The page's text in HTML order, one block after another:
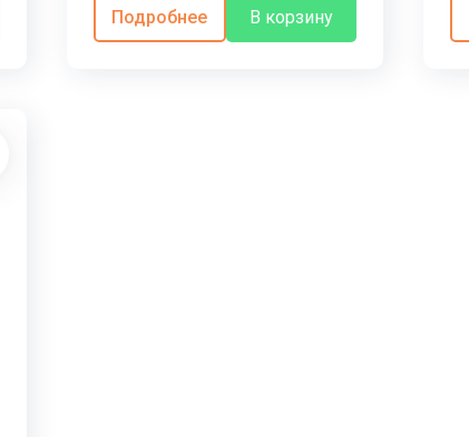
Подробнее В корзину